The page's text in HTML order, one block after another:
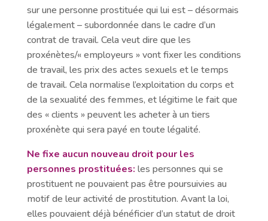
sur une personne prostituée qui lui est – désormais
légalement – subordonnée dans le cadre d’un
contrat de travail. Cela veut dire que les
proxénètes/« employeurs » vont fixer les conditions
de travail, les prix des actes sexuels et le temps
de travail. Cela normalise l’exploitation du corps et
de la sexualité des femmes, et légitime le fait que
des « clients » peuvent les acheter à un tiers
proxénète qui sera payé en toute légalité.
Ne fixe aucun nouveau droit pour les
personnes prostituées: les personnes qui se
prostituent ne pouvaient pas être poursuivies au
motif de leur activité de prostitution. Avant la loi,
elles pouvaient déjà bénéficier d’un statut de droit